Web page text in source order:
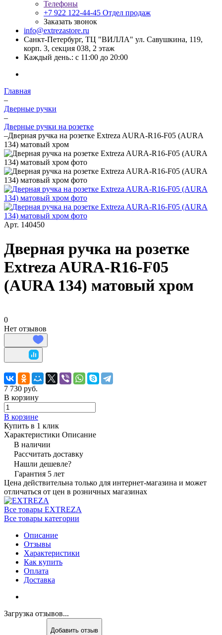
Телефоны
+7 922 122-44-45 Отдел продаж
Заказать звонок
info@extrezastore.ru
Санкт-Петербург, ТЦ "ВИЛЛА" ул. Савушкина, 119,
корп. 3, секция 038, 2 этаж
Каждый день.: с 11:00 до 20:00
Главная
–
Дверные ручки
–
Дверные ручки на розетке
–Дверная ручка на розетке Extreza AURA-R16-F05 (AURA
134) матовый хром
Арт. 140450
Дверная ручка на розетке
Extreza AURA-R16-F05
(AURA 134) матовый хром
0
Нет отзывов
7 730 руб.
В корзину
В корзине
Купить в 1 клик
Характеристики Описание
В наличии
Рассчитать доставку
Нашли дешевле?
Гарантия 5 лет
Цена действительна только для интернет-магазина и может
отличаться от цен в розничных магазинах
Все товары EXTREZA
Все товары категории
Описание
Отзывы
Характеристики
Как купить
Оплата
Доставка
Загрузка отзывов...
Добавить отзыв